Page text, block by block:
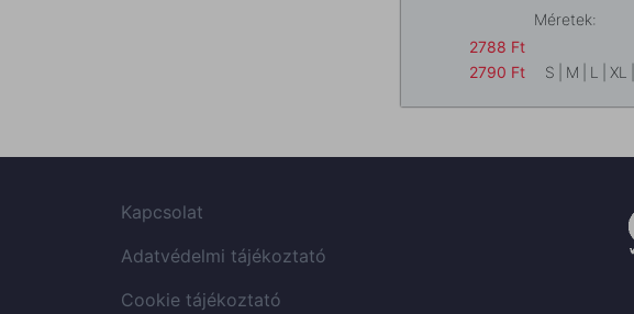
Méretek:
2788 Ft
2790 Ft S M L XL
Kapcsolat
Adatvédelmi tájékoztató
Cookie tájékoztató